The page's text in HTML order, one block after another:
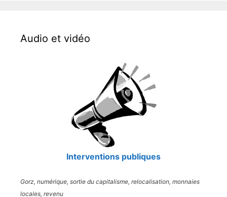
Audio et vidéo
Interventions publiques
Gorz, numérique, sortie du capitalisme, relocalisation, monnaies
locales, revenu